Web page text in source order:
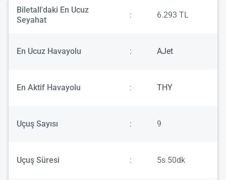
Biletall'daki En Ucuz
Seyahat
: 6.293 TL
En Ucuz Havayolu : AJet
En Aktif Havayolu : THY
Uçuş Sayısı : 9
Uçuş Süresi : 5s 50dk